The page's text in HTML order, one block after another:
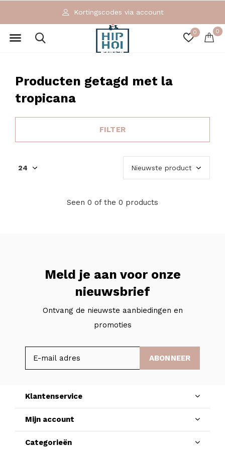
0 0
Kortingscodes via account
Producten getagd met la
tropicana
FILTER
Seen 0 of the 0 products
Meld je aan voor onze
nieuwsbrief
Ontvang de nieuwste aanbiedingen en
promoties
ABONNEER
Klantenservice
Mijn account
Categorieën